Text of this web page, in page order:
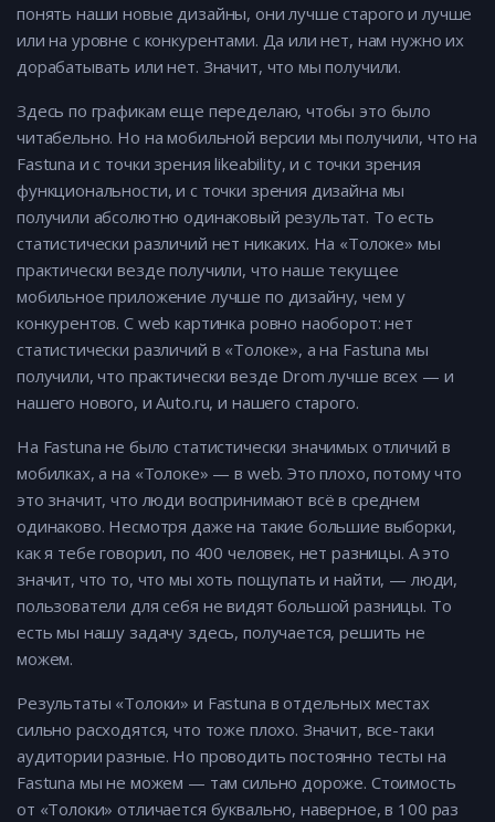
понять наши новые дизайны, они лучше старого и лучше
или на уровне с конкурентами. Да или нет, нам нужно их
дорабатывать или нет. Значит, что мы получили.
Здесь по графикам еще переделаю, чтобы это было
читабельно. Но на мобильной версии мы получили, что на
Fastuna и с точки зрения likeability, и с точки зрения
функциональности, и с точки зрения дизайна мы
получили абсолютно одинаковый результат. То есть
статистически различий нет никаких. На «Толоке» мы
практически везде получили, что наше текущее
мобильное приложение лучше по дизайну, чем у
конкурентов. С web картинка ровно наоборот: нет
статистически различий в «Толоке», а на Fastuna мы
получили, что практически везде Drom лучше всех — и
нашего нового, и Auto.ru, и нашего старого.
На Fastuna не было статистически значимых отличий в
мобилках, а на «Толоке» — в web. Это плохо, потому что
это значит, что люди воспринимают всё в среднем
одинаково. Несмотря даже на такие большие выборки,
как я тебе говорил, по 400 человек, нет разницы. А это
значит, что то, что мы хоть пощупать и найти, — люди,
пользователи для себя не видят большой разницы. То
есть мы нашу задачу здесь, получается, решить не
можем.
Результаты «Толоки» и Fastuna в отдельных местах
сильно расходятся, что тоже плохо. Значит, все-таки
аудитории разные. Но проводить постоянно тесты на
Fastuna мы не можем — там сильно дороже. Стоимость
от «Толоки» отличается буквально, наверное, в 100 раз